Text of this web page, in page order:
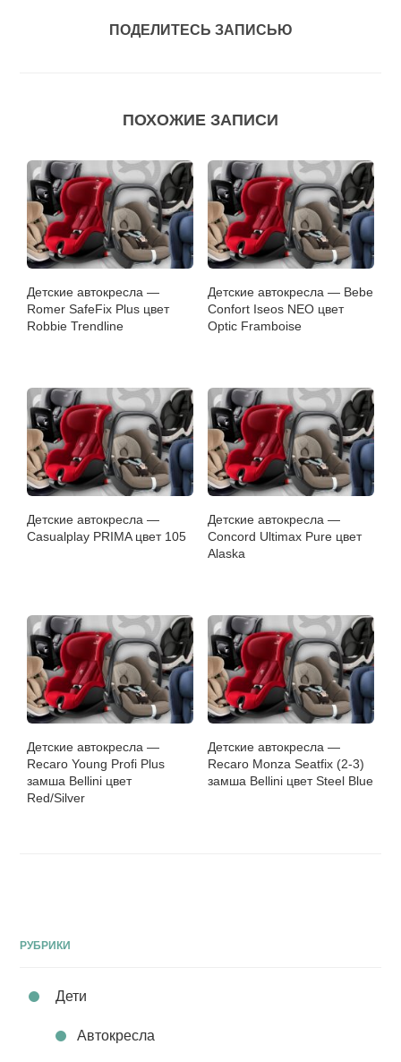
ПОДЕЛИТЕСЬ ЗАПИСЬЮ
ПОХОЖИЕ ЗАПИСИ
Детские автокресла —
Romer SafeFix Plus цвет
Robbie Trendline
Детские автокресла — Bebe
Confort Iseos NEO цвет
Optic Framboise
Детские автокресла —
Casualplay PRIMA цвет 105
Детские автокресла —
Concord Ultimax Pure цвет
Alaska
Детские автокресла —
Recaro Young Profi Plus
замша Bellini цвет
Red/Silver
Детские автокресла —
Recaro Monza Seatfix (2-3)
замша Bellini цвет Steel Blue
РУБРИКИ
Дети
Автокресла